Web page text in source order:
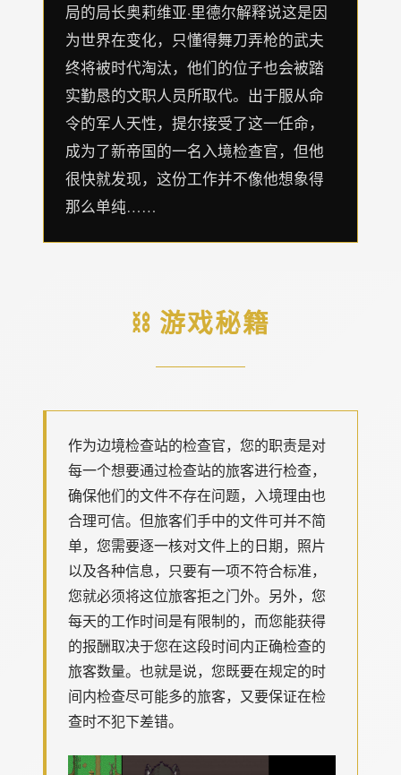
局的局长奥莉维亚·里德尔解释说这是因
为世界在变化，只懂得舞刀弄枪的武夫
终将被时代淘汰，他们的位子也会被踏
实勤恳的文职人员所取代。出于服从命
令的军人天性，提尔接受了这一任命，
成为了新帝国的一名入境检查官，但他
很快就发现，这份工作并不像他想象得
那么单纯……
⛓️ 游戏秘籍
作为边境检查站的检查官，您的职责是对
每一个想要通过检查站的旅客进行检查，
确保他们的文件不存在问题，入境理由也
合理可信。但旅客们手中的文件可并不简
单，您需要逐一核对文件上的日期，照片
以及各种信息，只要有一项不符合标准，
您就必须将这位旅客拒之门外。另外，您
每天的工作时间是有限制的，而您能获得
的报酬取决于您在这段时间内正确检查的
旅客数量。也就是说，您既要在规定的时
间内检查尽可能多的旅客，又要保证在检
查时不犯下差错。